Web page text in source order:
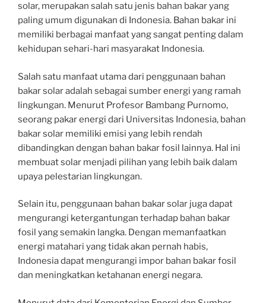
solar, merupakan salah satu jenis bahan bakar yang
paling umum digunakan di Indonesia. Bahan bakar ini
memiliki berbagai manfaat yang sangat penting dalam
kehidupan sehari-hari masyarakat Indonesia.
Salah satu manfaat utama dari penggunaan bahan
bakar solar adalah sebagai sumber energi yang ramah
lingkungan. Menurut Profesor Bambang Purnomo,
seorang pakar energi dari Universitas Indonesia, bahan
bakar solar memiliki emisi yang lebih rendah
dibandingkan dengan bahan bakar fosil lainnya. Hal ini
membuat solar menjadi pilihan yang lebih baik dalam
upaya pelestarian lingkungan.
Selain itu, penggunaan bahan bakar solar juga dapat
mengurangi ketergantungan terhadap bahan bakar
fosil yang semakin langka. Dengan memanfaatkan
energi matahari yang tidak akan pernah habis,
Indonesia dapat mengurangi impor bahan bakar fosil
dan meningkatkan ketahanan energi negara.